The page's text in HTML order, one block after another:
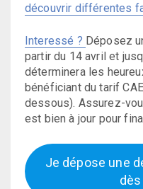
découvrir différentes
Interessé ? Déposez
partir du 14 avril et
déterminera les
bénéficiant du tarif
dessous). Assurez-
est bien à jour pour
Je dépose une